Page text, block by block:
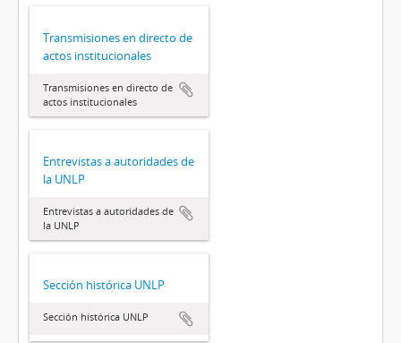
Transmisiones en directo de
actos institucionales
Transmisiones en directo de
actos institucionales
Entrevistas a autoridades de
la UNLP
Entrevistas a autoridades de
la UNLP
Sección histórica UNLP
Sección histórica UNLP